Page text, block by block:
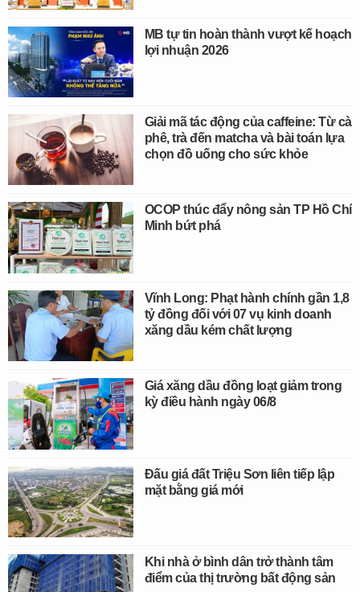
MB tự tin hoàn thành vượt kế hoạch
lợi nhuận 2026
Giải mã tác động của caffeine: Từ cà
phê, trà đến matcha và bài toán lựa
chọn đồ uống cho sức khỏe
OCOP thúc đẩy nông sản TP Hồ Chí
Minh bứt phá
Vĩnh Long: Phạt hành chính gần 1,8
tỷ đồng đối với 07 vụ kinh doanh
xăng dầu kém chất lượng
Giá xăng dầu đồng loạt giảm trong
kỳ điều hành ngày 06/8
Đấu giá đất Triệu Sơn liên tiếp lập
mặt bằng giá mới
Khi nhà ở bình dân trở thành tâm
điểm của thị trường bất động sản